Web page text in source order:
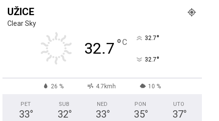
UŽICE
Clear Sky
32.7 °C 32.7°
32.7°
26 % 4.7kmh 10 %
PET
33°
SUB
32°
NED
33°
PON
35°
UTO
37°